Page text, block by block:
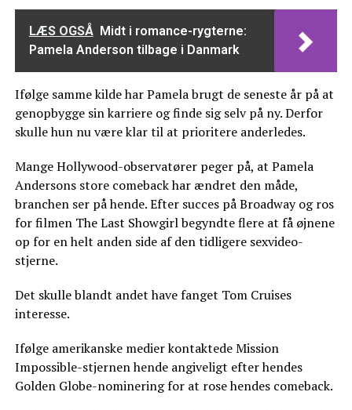
LÆS OGSÅ Midt i romance-rygterne:
Pamela Anderson tilbage i Danmark
Ifølge samme kilde har Pamela brugt de seneste år på at
genopbygge sin karriere og finde sig selv på ny. Derfor
skulle hun nu være klar til at prioritere anderledes.
Mange Hollywood-observatører peger på, at Pamela
Andersons store comeback har ændret den måde,
branchen ser på hende. Efter succes på Broadway og ros
for filmen The Last Showgirl begyndte flere at få øjnene
op for en helt anden side af den tidligere sexvideo-
stjerne.
Det skulle blandt andet have fanget Tom Cruises
interesse.
Ifølge amerikanske medier kontaktede Mission
Impossible-stjernen hende angiveligt efter hendes
Golden Globe-nominering for at rose hendes comeback.